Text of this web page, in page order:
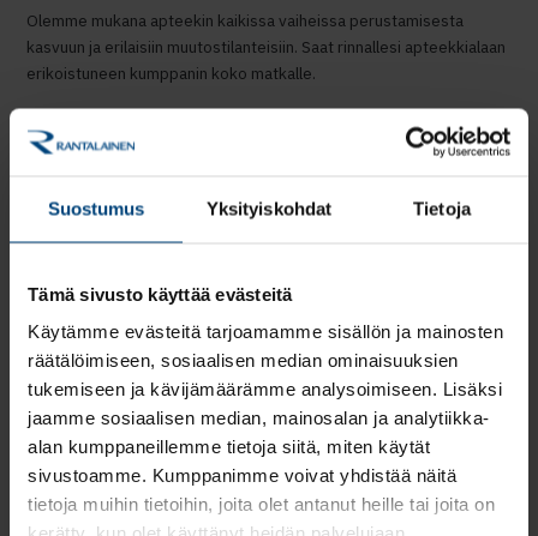
Suostumus Yksityiskohdat Tietoja
Tämä sivusto käyttää evästeitä
Käytämme evästeitä tarjoamamme sisällön ja mainosten
räätälöimiseen, sosiaalisen median ominaisuuksien
tukemiseen ja kävijämäärämme analysoimiseen. Lisäksi
jaamme sosiaalisen median, mainosalan ja analytiikka-
alan kumppaneillemme tietoja siitä, miten käytät
sivustoamme. Kumppanimme voivat yhdistää näitä
tietoja muihin tietoihin, joita olet antanut heille tai joita on
Olemme mukana apteekin kaikissa vaiheissa perustamisesta
kasvuun ja erilaisiin muutostilanteisiin. Saat rinnallesi apteekkialaan
erikoistuneen kumppanin koko matkalle.
Palvelupakettimme
RAN Apteekki – Aloitus